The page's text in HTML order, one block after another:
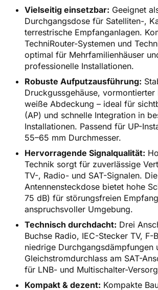
Vielseitig einsetzbar: Geeignet
Durchgangsdose für Satelliten-,
terrestrische Empfanganlagen.
TechniRouter-Systemen und
optimal für Mehrfamilienhäuser
professionelle Installationen.
Robuste Aufputzausführung:
Druckgussgehäuse, vormontierter
weiße Abdeckung – ideal für
(AP) und schnelle Integration in
Installationen. Passend für UP-
55–65 mm Durchmesser.
Hervorragende Signalqualität:
Technik sorgt für zuverlässige
TV-, Radio- und SAT-Signalen. Die
Antennensteckdose bietet hohe
75 dB) für störungsfreien
anspruchsvoller Umgebung.
Technisch durchdacht: Drei
Buchse Radio, IEC-Stecker TV, F-
niedrige Durchgangsdämpfungen
Gleichstromdurchlass am SAT-
für LNB- und Multischalter-
Kompakt & dezent: Kompakte